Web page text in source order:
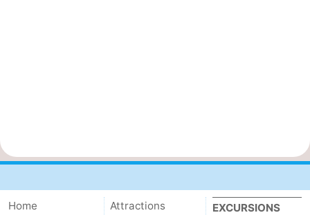
Home
Attractions
EXCURSIONS